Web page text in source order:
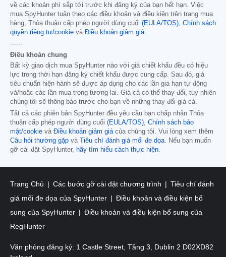
về các khoản phí sắp tới trước khi đăng ký của bạn hết hạn. Việc
mua SpyHunter tuân theo các điều khoản và điều kiện trên trang mua
hàng, Thỏa thuận cấp phép người dùng cuối (EULA/TOS), Chính sách
quyền riêng tư/cookie và Điều khoản giảm giá.
------
Điều khoản chung
Bất kỳ giao dịch mua SpyHunter nào với giá chiết khấu đều có hiệu
lực trong thời hạn đăng ký chiết khấu được cung cấp. Sau đó, giá
tiêu chuẩn hiện hành sẽ được áp dụng cho các lần gia hạn tự động
và/hoặc các lần mua trong tương lai. Giá cả có thể thay đổi, tuy nhiên
chúng tôi sẽ thông báo trước cho bạn về những thay đổi giá cả.
Tất cả các phiên bản SpyHunter đều yêu cầu bạn chấp nhận Thỏa
thuận cấp phép người dùng cuối (EULA/TOS), Chính sách bảo
mật/cookie và Điều khoản giảm giácủa chúng tôi. Vui lòng xem thêm
Câu hỏi thường gặp và Tiêu chí đánh giá mối đe dọa. Nếu bạn muốn
gỡ cài đặt SpyHunter, hãy tìm hiểu cách thực hiện.
Trang Chủ Các bước gỡ cài đặt chương trình
Tiêu chí đánh
giá mối đe dọa của SpyHunter
Điều khoản và điều kiện bổ
sung của SpyHunter
Điều khoản và điều kiện bổ sung của
RegHunter
Văn phòng đăng ký: 1 Castle Street, Tầng 3, Dublin 2 D02XD82